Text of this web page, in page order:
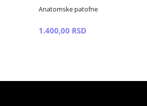
Anatomske patofne
1.400,00 RSD